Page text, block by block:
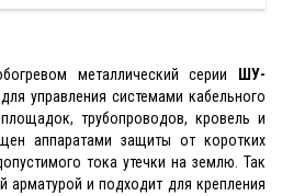
металлический
серии ШУ-
управления системами кабельного
трубопроводов, кровель и
аппаратами защиты от коротких
тока утечки на землю. Так
арматурой и подходит для крепления